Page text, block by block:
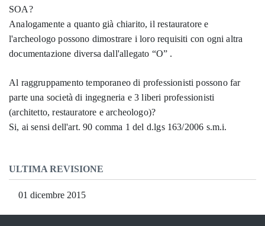
SOA?
Analogamente a quanto già chiarito, il restauratore e
l'archeologo possono dimostrare i loro requisiti con ogni altra
documentazione diversa dall'allegato “O” .
Al raggruppamento temporaneo di professionisti possono far
parte una società di ingegneria e 3 liberi professionisti
(architetto, restauratore e archeologo)?
Si, ai sensi dell'art. 90 comma 1 del d.lgs 163/2006 s.m.i.
ULTIMA REVISIONE
01 dicembre 2015